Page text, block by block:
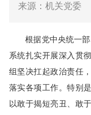
来源：机关党委
根据党中央统一部
系统扎实开展深入贯
组坚决扛起政治责任
落实各项工作。特别
以敢于揭短亮丑、敢